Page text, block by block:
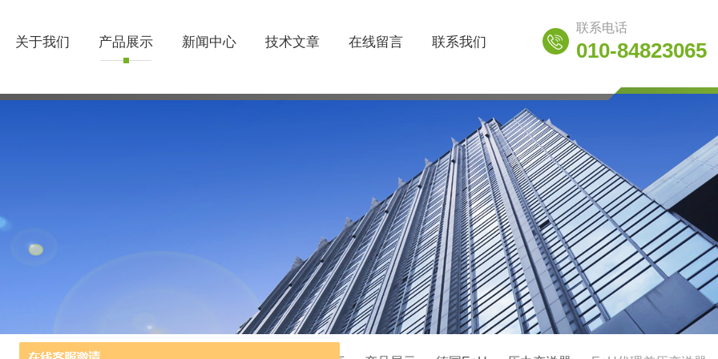
关于我们 产品展示 新闻中心 技术文章 在线留言 联系我们
联系电话
010-84823065